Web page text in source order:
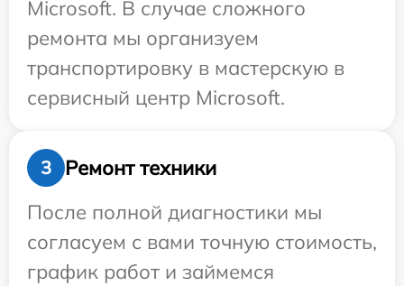
Microsoft. В случае сложного
ремонта мы организуем
транспортировку в мастерскую в
сервисный центр Microsoft.
3
Ремонт техники
После полной диагностики мы
согласуем с вами точную стоимость,
график работ и займемся